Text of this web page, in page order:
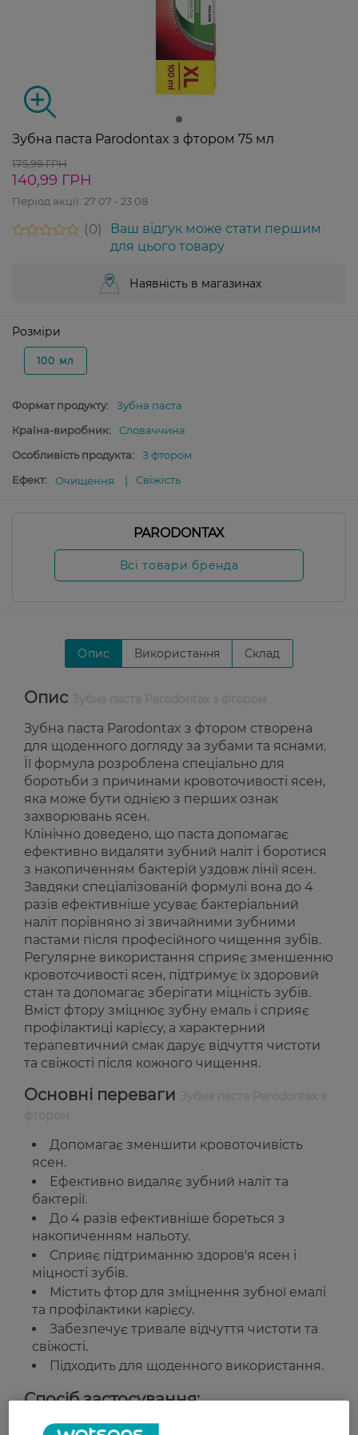
Зубна паста Parodontax з фтором 75 мл
175,99 ГРН
140,99 ГРН
Період акції: 27 07 - 23 08
0
Ваш відгук може стати першим
для цього товару
Наявність в магазинах
Розміри
100 мл
Формат продукту:
Зубна паста
Країна-виробник:
Словаччина
Особливість продукта:
З фтором
Ефект:
Очищення Свіжість
PARODONTAX
Всі товари бренда
Опис Використання Склад
Опис
Зубна паста Parodontax з фтором створена
для щоденного догляду за зубами та яснами.
Її формула розроблена спеціально для
боротьби з причинами кровоточивості ясен,
яка може бути однією з перших ознак
захворювань ясен.
Клінічно доведено, що паста допомагає
ефективно видаляти зубний наліт і боротися
з накопиченням бактерій уздовж лінії ясен.
Завдяки спеціалізованій формулі вона до 4
разів ефективніше усуває бактеріальний
наліт порівняно зі звичайними зубними
пастами після професійного чищення зубів.
Регулярне використання сприяє зменшенню
кровоточивості ясен, підтримує їх здоровий
стан та допомагає зберігати міцність зубів.
Вміст фтору зміцнює зубну емаль і сприяє
профілактиці карієсу, а характерний
терапевтичний смак дарує відчуття чистоти
та свіжості після кожного чищення.
Основні переваги
Допомагає зменшити кровоточивість
ясен.
Ефективно видаляє зубний наліт та
бактерії.
До 4 разів ефективніше бореться з
накопиченням нальоту.
Сприяє підтриманню здоров'я ясен і
міцності зубів.
Містить фтор для зміцнення зубної емалі
та профілактики карієсу.
Забезпечує тривале відчуття чистоти та
свіжості.
Підходить для щоденного використання.
Спосіб застосування:
Чистіть зуби двічі на день, але не більше